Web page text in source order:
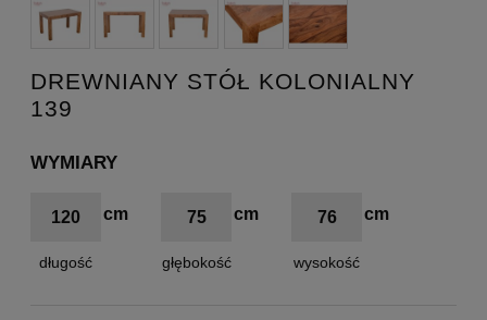
DREWNIANY STÓŁ KOLONIALNY
139
WYMIARY
120
długość
75
głębokość
76
wysokość